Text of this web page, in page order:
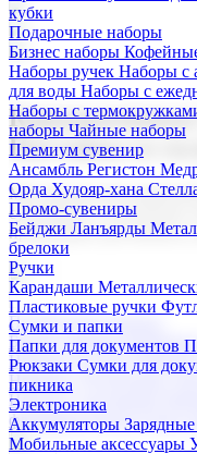
кубки
Подарочные наборы
Бизнес наборы
Наборы ручек Наборы с
для воды Наборы с
Наборы с
наборы Чайные наборы
Премиум сувенир
Ансамбль Регистон
Орда Худояр-хана
Промо-сувениры
Бейджи Ланъярды
брелоки
Ручки
Карандаши
Пластиковые ручки
Сумки и папки
Папки для документов
Рюкзаки Сумки для
пикника
Электроника
Аккумуляторы Зарядные
Мобильные аксессуары
Поставка со
Мы предлагаем
сувениров с логотипом.
продукцию для бизнеса,
Подарочные наборы
Бизнес наборы
Наборы из кожиНаборы
Наборы с бутылками для
Наборы с кружками
флешкамиНовогодние